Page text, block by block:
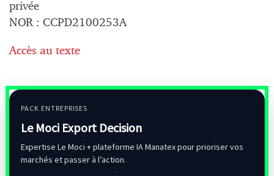
privée
NOR : CCPD2100253A
Accès au texte
PACK ENTREPRISES
Le Moci Export Decision
Expertise Le Moci + plateforme IA Manatex pour prioriser vos
marchés et passer à l’action.